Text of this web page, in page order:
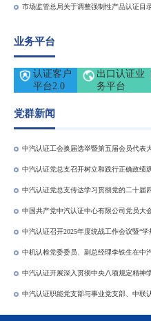
市场监管总局关于调整强制性产品认证目
业务平台
认证客户
平台2.0
出口认证业
务平台
党群新闻
中汽认证工会换届选举暨第五届会员代表
中汽认证党总支召开树立和践行正确政绩
中汽认证党总支传达学习贯彻党的二十届
中国共产党中汽认证中心有限公司党员大
中汽认证召开2025年度统战工作会议暨“
中汽认证开展深入贯彻中央八项规定精神
中汽认证职能党支部与事业党支部、中联